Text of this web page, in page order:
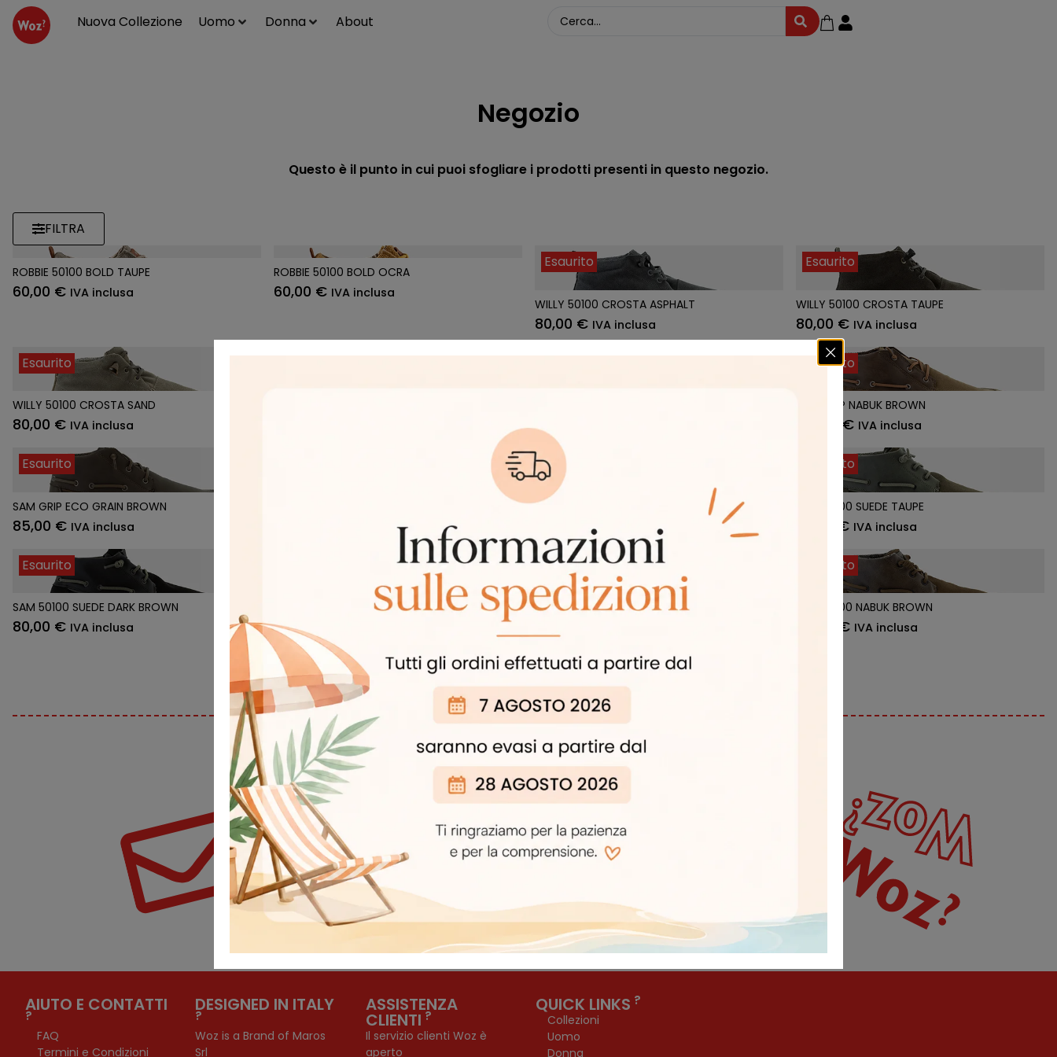
Nuova Collezione Uomo Donna About
Negozio
Questo è il punto in cui puoi sfogliare i prodotti presenti in questo negozio.
FILTRA
ROBBIE 50100 BOLD TAUPE
60,00 € IVA inclusa
ROBBIE 50100 BOLD OCRA
60,00 € IVA inclusa
Esaurito
WILLY 50100 CROSTA ASPHALT
80,00 € IVA inclusa
Esaurito
WILLY 50100 CROSTA TAUPE
80,00 € IVA inclusa
Esaurito
WILLY 50100 CROSTA SAND
80,00 € IVA inclusa 100,00
Esaurito
SAM GRIP NABUK BROWN
€ IVA inclusa
Esaurito
SAM GRIP ECO GRAIN BROWN
85,00 € IVA inclusa
Esaurito
SAM 50100 SUEDE ASPHALT
IVA inclusa
Esaurito
SAM 50100 SUEDE TAUPE
€ IVA inclusa
Esaurito
SAM 50100 SUEDE DARK BROWN
80,00 € IVA inclusa
SAM 50100 SUEDE CUOIO
80,00
Esaurito
SAM 50100 NABUK BLACK
Esaurito
SAM 50100 NABUK BROWN
€ IVA inclusa
Precedente 1 2 3 4 5 6 7 8 Successivo
ISCRIZIONE NEWSLETTER
Non restare indietro!
Iscriviti subito alla nostra newsletter e scopri in anteprima novità esclusive,
consigli imperdibili e offerte riservate solo ai nostri iscritti!
AIUTO E CONTATTI
?
FAQ
Termini e Condizioni
DESIGNED IN ITALY
?
Woz is a Brand of Maros
Srl
ASSISTENZA
CLIENTI?
Il servizio clienti Woz è
aperto
QUICK LINKS ?
Collezioni
Uomo
Donna